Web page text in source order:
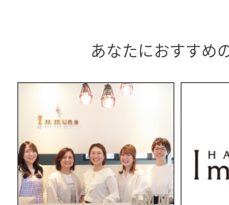
あなたにおすすめ